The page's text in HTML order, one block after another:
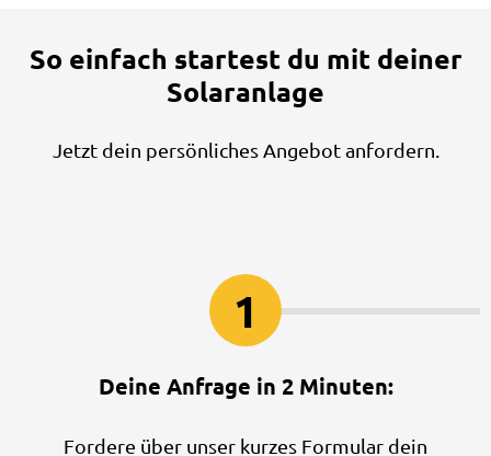
So einfach startest du mit deiner
Solaranlage
Jetzt dein persönliches Angebot anfordern.
1
Deine Anfrage in 2 Minuten:
Fordere über unser kurzes Formular dein